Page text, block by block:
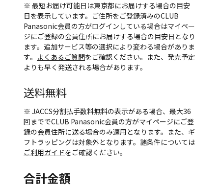
※ 最短お届け可能日は東京都にお届けする場合の目安
日を表示しています。ご住所をご登録済みのCLUB
Panasonic会員の方がログインしている場合はマイペー
ジにご登録の会員住所にお届けする場合の目安日となり
ます。追加サービス等の選択により変わる場合がありま
す。 よくあるご質問をご確認ください。また、発売予定
よりも早く発送される場合があります。
送料無料
※ JACCS分割払手数料無料の表示がある場合、最大36
回まででCLUB Panasonic会員の方がマイページにご登
録の会員住所に送る場合のみ適用となります。また、ギ
フトラッピングは対象外となります。諸条件については
ご利用ガイドをご確認ください。
合計金額